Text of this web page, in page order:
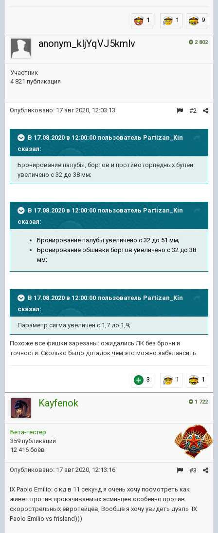
1 1 9
2 802
anonym_kljYqVJ5kmlv
Участник
4 821 публикация
#2
Опубликовано: 17 авг 2020, 12:03:13
В 17.08.2020 в 12:00:00 пользователь Partizan_Kin
сказал:
Бронирование палубы, бортов и противоторпедных булей
увеличено с 32 до 38 мм;
В 17.08.2020 в 12:00:00 пользователь Partizan_Kin
сказал:
Бронирование палубы увеличено с 32 до 51 мм;
Бронирование обшивки бортов увеличено с 32 до 38
мм;
В 17.08.2020 в 12:00:00 пользователь Partizan_Kin
сказал:
Параметр сигма увеличен с 1,7 до 1,9;
Похоже все фишки зарезаны: ожидались ЛК без брони и
точности. Сколько было догадок чем это можно забалансить.
3 1 1
1 722
Kayfenok
Бета-тестер
359 публикаций
12 416 боёв
#3
Опубликовано: 17 авг 2020, 12:13:16
IX Paolo Emilio: с кд в 11 секунд я очень хочу посмотреть как
живет против прокачиваемых эсминцев особенно против
скорострельных европейцев, Вообще я хочу увидеть дуэль IX
Paolo Emilio vs frisland)))